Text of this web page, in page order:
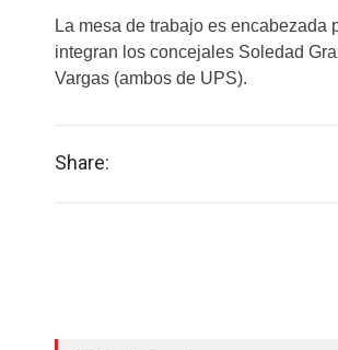
La mesa de trabajo es
integran los concejales Soledad
Vargas (ambos de UPS).
Share: